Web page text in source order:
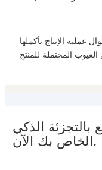
عملية الإنتاج بأكملها
الذكي
الخاص بك الآن.